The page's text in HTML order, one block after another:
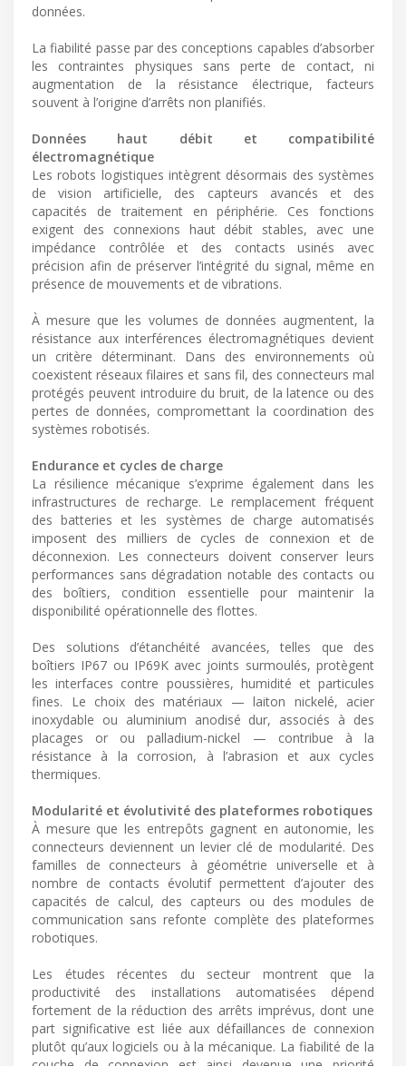
données.
La fiabilité passe par des conceptions capables d’absorber
les contraintes physiques sans perte de contact, ni
augmentation de la résistance électrique, facteurs
souvent à l’origine d’arrêts non planifiés.
Données haut débit et compatibilité
électromagnétique
Les robots logistiques intègrent désormais des systèmes
de vision artificielle, des capteurs avancés et des
capacités de traitement en périphérie. Ces fonctions
exigent des connexions haut débit stables, avec une
impédance contrôlée et des contacts usinés avec
précision afin de préserver l’intégrité du signal, même en
présence de mouvements et de vibrations.
À mesure que les volumes de données augmentent, la
résistance aux interférences électromagnétiques devient
un critère déterminant. Dans des environnements où
coexistent réseaux filaires et sans fil, des connecteurs mal
protégés peuvent introduire du bruit, de la latence ou des
pertes de données, compromettant la coordination des
systèmes robotisés.
Endurance et cycles de charge
La résilience mécanique s’exprime également dans les
infrastructures de recharge. Le remplacement fréquent
des batteries et les systèmes de charge automatisés
imposent des milliers de cycles de connexion et de
déconnexion. Les connecteurs doivent conserver leurs
performances sans dégradation notable des contacts ou
des boîtiers, condition essentielle pour maintenir la
disponibilité opérationnelle des flottes.
Des solutions d’étanchéité avancées, telles que des
boîtiers IP67 ou IP69K avec joints surmoulés, protègent
les interfaces contre poussières, humidité et particules
fines. Le choix des matériaux — laiton nickelé, acier
inoxydable ou aluminium anodisé dur, associés à des
placages or ou palladium-nickel — contribue à la
résistance à la corrosion, à l’abrasion et aux cycles
thermiques.
Modularité et évolutivité des plateformes robotiques
À mesure que les entrepôts gagnent en autonomie, les
connecteurs deviennent un levier clé de modularité. Des
familles de connecteurs à géométrie universelle et à
nombre de contacts évolutif permettent d’ajouter des
capacités de calcul, des capteurs ou des modules de
communication sans refonte complète des plateformes
robotiques.
Les études récentes du secteur montrent que la
productivité des installations automatisées dépend
fortement de la réduction des arrêts imprévus, dont une
part significative est liée aux défaillances de connexion
plutôt qu’aux logiciels ou à la mécanique. La fiabilité de la